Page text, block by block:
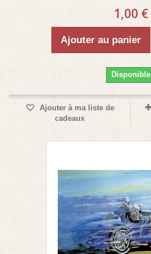
1,00 €
Ajouter au panier
Disponible
Ajouter à ma liste de
cadeaux